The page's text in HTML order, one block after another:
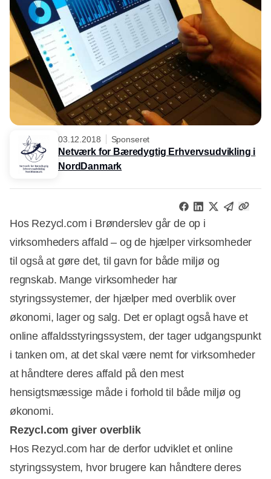
03.12.2018 Sponseret
Netværk for Bæredygtig Erhvervsudvikling i
NordDanmark
Hos Rezycl.com i Brønderslev går de op i
virksomheders affald – og de hjælper virksomheder
til også at gøre det, til gavn for både miljø og
regnskab. Mange virksomheder har
styringssystemer, der hjælper med overblik over
økonomi, lager og salg. Det er oplagt også have et
online affaldsstyringssystem, der tager udgangspunkt
i tanken om, at det skal være nemt for virksomheder
at håndtere deres affald på den mest
hensigtsmæssige måde i forhold til både miljø og
økonomi.
Rezycl.com giver overblik
Hos Rezycl.com har de derfor udviklet et online
styringssystem, hvor brugere kan håndtere deres